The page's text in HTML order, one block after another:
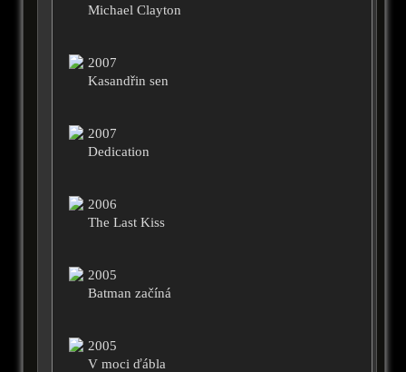
Michael Clayton
2007
Kasandřin sen
2007
Dedication
2006
The Last Kiss
2005
Batman začíná
2005
V moci ďábla